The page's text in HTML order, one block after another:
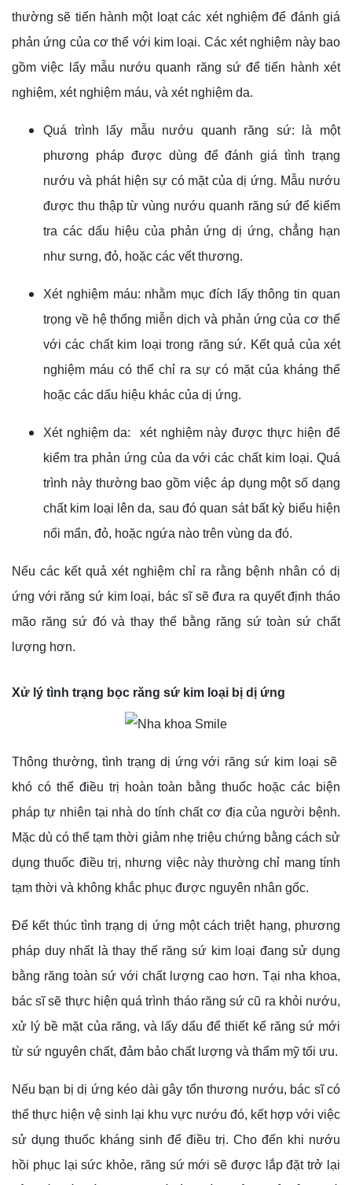
thường sẽ tiến hành một loạt các xét nghiệm để đánh giá
phản ứng của cơ thể với kim loại. Các xét nghiệm này bao
gồm việc lấy mẫu nướu quanh răng sứ để tiến hành xét
nghiệm, xét nghiệm máu, và xét nghiệm da.
Quá trình lấy mẫu nướu quanh răng sứ: là một
phương pháp được dùng để đánh giá tình trạng
nướu và phát hiện sự có mặt của dị ứng. Mẫu nướu
được thu thập từ vùng nướu quanh răng sứ để kiểm
tra các dấu hiệu của phản ứng dị ứng, chẳng hạn
như sưng, đỏ, hoặc các vết thương.
Xét nghiệm máu: nhằm mục đích lấy thông tin quan
trọng về hệ thống miễn dịch và phản ứng của cơ thể
với các chất kim loại trong răng sứ. Kết quả của xét
nghiệm máu có thể chỉ ra sự có mặt của kháng thể
hoặc các dấu hiệu khác của dị ứng.
Xét nghiệm da: xét nghiệm này được thực hiện để
kiểm tra phản ứng của da với các chất kim loại. Quá
trình này thường bao gồm việc áp dụng một số dạng
chất kim loại lên da, sau đó quan sát bất kỳ biểu hiện
nổi mẩn, đỏ, hoặc ngứa nào trên vùng da đó.
Nếu các kết quả xét nghiệm chỉ ra rằng bệnh nhân có dị
ứng với răng sứ kim loại, bác sĩ sẽ đưa ra quyết định tháo
mão răng sứ đó và thay thế bằng răng sứ toàn sứ chất
lượng hơn.
Xử lý tình trạng bọc răng sứ kim loại bị dị ứng
Thông thường, tình trạng dị ứng với răng sứ kim loại sẽ
khó có thể điều trị hoàn toàn bằng thuốc hoặc các biện
pháp tự nhiên tại nhà do tính chất cơ địa của người bệnh.
Mặc dù có thể tạm thời giảm nhẹ triệu chứng bằng cách sử
dụng thuốc điều trị, nhưng việc này thường chỉ mang tính
tạm thời và không khắc phục được nguyên nhân gốc.
Để kết thúc tình trạng dị ứng một cách triệt hạng, phương
pháp duy nhất là thay thế răng sứ kim loại đang sử dụng
bằng răng toàn sứ với chất lượng cao hơn. Tại nha khoa,
bác sĩ sẽ thực hiện quá trình tháo răng sứ cũ ra khỏi nướu,
xử lý bề mặt của răng, và lấy dấu để thiết kế răng sứ mới
từ sứ nguyên chất, đảm bảo chất lượng và thẩm mỹ tối ưu.
Nếu bạn bị dị ứng kéo dài gây tổn thương nướu, bác sĩ có
thể thực hiện vệ sinh lại khu vực nướu đó, kết hợp với việc
sử dụng thuốc kháng sinh để điều trị. Cho đến khi nướu
hồi phục lại sức khỏe, răng sứ mới sẽ được lắp đặt trở lại